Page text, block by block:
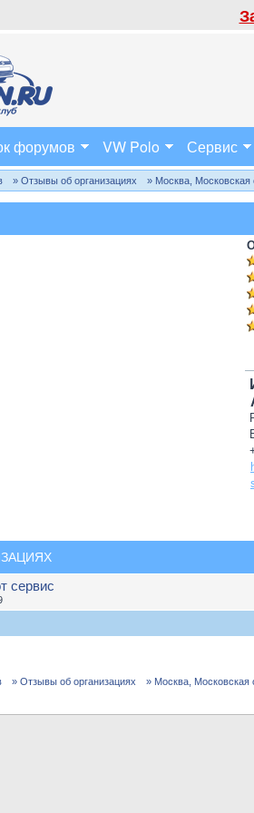
форумов VW Polo Сервис
» Отзывы об организациях » Москва, Московская
сервис
» Отзывы об организациях » Москва, Московская